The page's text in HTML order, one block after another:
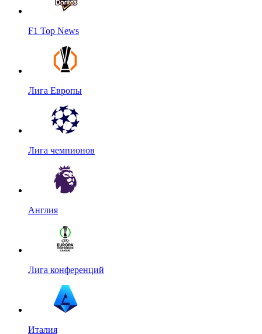
F1 Top News
Лига Европы
Лига чемпионов
Англия
Лига конференций
Италия